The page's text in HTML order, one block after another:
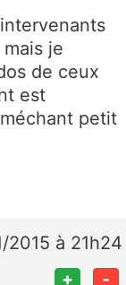
je
de ceux
est
petit
2015 à 21h24
+ -